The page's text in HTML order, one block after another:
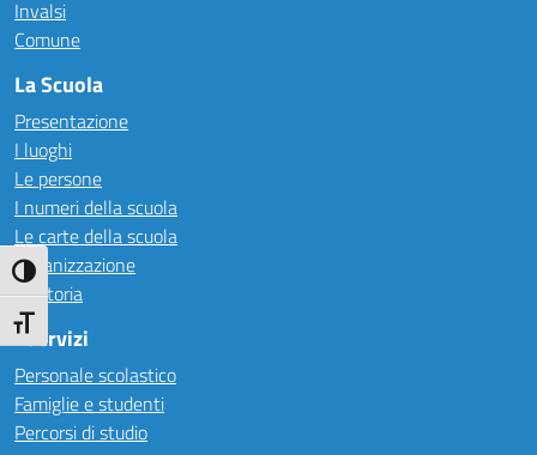
Attiva/disattiva alto contrasto
Attiva/disattiva dimensione testo
Invalsi
Comune
La Scuola
Presentazione
I luoghi
Le persone
I numeri della scuola
Le carte della scuola
Organizzazione
La storia
I Servizi
Personale scolastico
Famiglie e studenti
Percorsi di studio